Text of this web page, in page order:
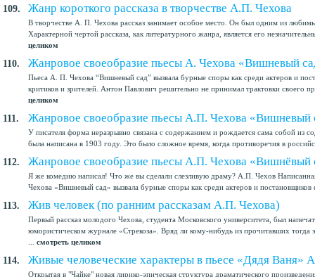
109. Жанр короткого рассказа в творчестве А.П. Чехова
В творчестве А. П. Чехова рассказ занимает особое место. Он был одним из
Характерной чертой рассказа, как литературного жанра, является его
целиком
110. Жанровое своеобразие пьесы А. Чехова «Вишневый
Пьеса А. П. Чехова “Вишневый сад” вызвала бурные споры как среди актеров и
критиков и зрителей. Антон Павлович решительно не принимал трактовки своего
целиком
111. Жанровое своеобразие пьесы А.П. Чехова «Вишневый
У писателя форма неразрывно связана с содержанием и рождается сама собой из
была написана в 1903 году. Это было сложное время, когда противоречия в
112. Жанровое своеобразие пьесы А.П. Чехова «Вишнёвый
Я же комедию написал! Что же вы сделали слезливую драму? А.П. Чехов
Чехова «Вишневый сад» вызвала бурные споры как среди актеров и постановщиков
113. Жив человек (по ранним рассказам А.П. Чехова)
Первый рассказ молодого Чехова, студента Московского университета, был
юмористическом журнале «Стрекоза». Вряд ли кому-нибудь из прочитавших тогда
смотреть целиком
114. Живые человеческие характеры в пьесе «Дядя Ваня»
Открытая в "Чайке" новая лирико-эпическая структура драматического